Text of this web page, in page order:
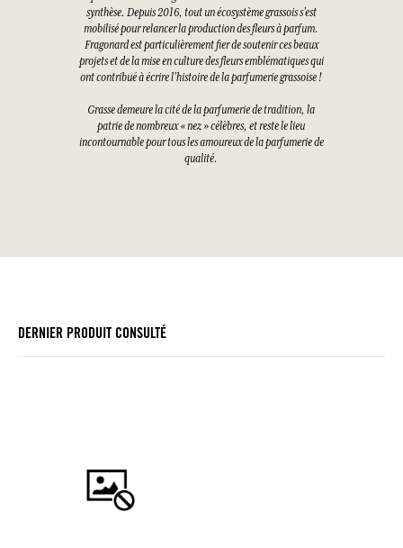
synthèse. Depuis 2016, tout un écosystème grassois s’est
mobilisé pour relancer la production des fleurs à parfum.
Fragonard est particulièrement fier de soutenir ces beaux
projets et de la mise en culture des fleurs emblématiques qui
ont contribué à écrire l’histoire de la parfumerie grassoise !
Grasse demeure la cité de la parfumerie de tradition, la
patrie de nombreux « nez » célèbres, et reste le lieu
incontournable pour tous les amoureux de la parfumerie de
qualité.
DERNIER PRODUIT CONSULTÉ